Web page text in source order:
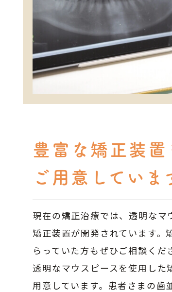
豊富な矯正装置
ご用意していま
現在の矯正治療では、透明なマ
矯正装置が開発されています。
らっていた方もぜひご相談くだ
透明なマウスピースを使用した
用意しています。患者さまの歯